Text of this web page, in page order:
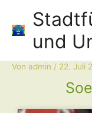
springen
und
Von admin / 22. Juli
Post